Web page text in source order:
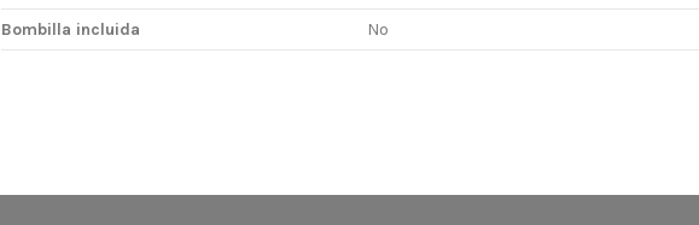
Bombilla incluida
No